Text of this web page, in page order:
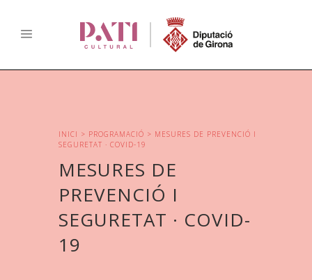
INICI > PROGRAMACIÓ > MESURES DE PREVENCIÓ I
SEGURETAT · COVID-19
MESURES DE
PREVENCIÓ I
SEGURETAT · COVID-
19